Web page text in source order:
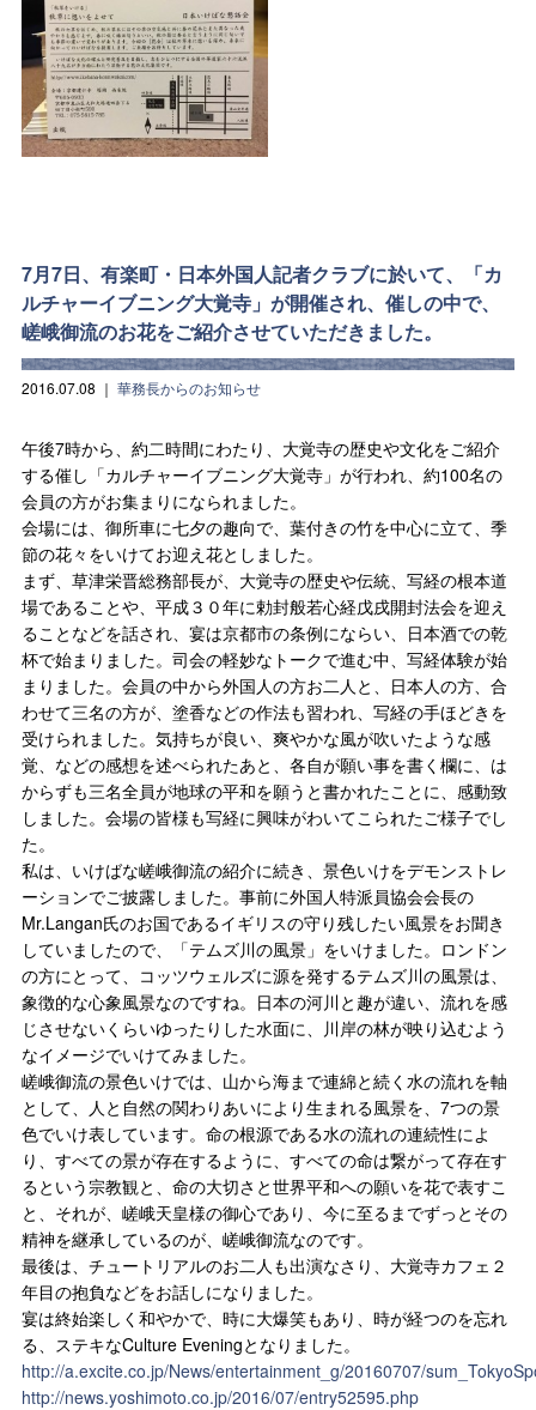
7月7日、有楽町・日本外国人記者クラブに於いて、「カ
ルチャーイブニング大覚寺」が開催され、催しの中で、
嵯峨御流のお花をご紹介させていただきました。
2016.07.08 ｜ 華務長からのお知らせ
午後7時から、約二時間にわたり、大覚寺の歴史や文化をご紹介
する催し「カルチャーイブニング大覚寺」が行われ、約100名の
会員の方がお集まりになられました。
会場には、御所車に七夕の趣向で、葉付きの竹を中心に立て、季
節の花々をいけてお迎え花としました。
まず、草津栄晋総務部長が、大覚寺の歴史や伝統、写経の根本道
場であることや、平成３０年に勅封般若心経戊戌開封法会を迎え
ることなどを話され、宴は京都市の条例にならい、日本酒での乾
杯で始まりました。司会の軽妙なトークで進む中、写経体験が始
まりました。会員の中から外国人の方お二人と、日本人の方、合
わせて三名の方が、塗香などの作法も習われ、写経の手ほどきを
受けられました。気持ちが良い、爽やかな風が吹いたような感
覚、などの感想を述べられたあと、各自が願い事を書く欄に、は
からずも三名全員が地球の平和を願うと書かれたことに、感動致
しました。会場の皆様も写経に興味がわいてこられたご様子でし
た。
私は、いけばな嵯峨御流の紹介に続き、景色いけをデモンストレ
ーションでご披露しました。事前に外国人特派員協会会長の
Mr.Langan氏のお国であるイギリスの守り残したい風景をお聞き
していましたので、「テムズ川の風景」をいけました。ロンドン
の方にとって、コッツウェルズに源を発するテムズ川の風景は、
象徴的な心象風景なのですね。日本の河川と趣が違い、流れを感
じさせないくらいゆったりした水面に、川岸の林が映り込むよう
なイメージでいけてみました。
嵯峨御流の景色いけでは、山から海まで連綿と続く水の流れを軸
として、人と自然の関わりあいにより生まれる風景を、7つの景
色でいけ表しています。命の根源である水の流れの連続性によ
り、すべての景が存在するように、すべての命は繋がって存在す
るという宗教観と、命の大切さと世界平和への願いを花で表すこ
と、それが、嵯峨天皇様の御心であり、今に至るまでずっとその
精神を継承しているのが、嵯峨御流なのです。
最後は、チュートリアルのお二人も出演なさり、大覚寺カフェ２
年目の抱負などをお話しになりました。
宴は終始楽しく和やかで、時に大爆笑もあり、時が経つのを忘れ
る、ステキなCulture Eveningとなりました。
http://a.excite.co.jp/News/entertainment_g/20160707/
http://news.yoshimoto.co.jp/2016/07/entry52595.php